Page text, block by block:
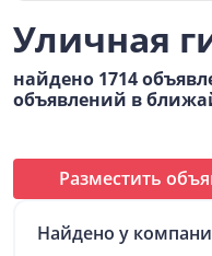
Уличная
найдено 1714
объявлений в
Разместить
Найдено у